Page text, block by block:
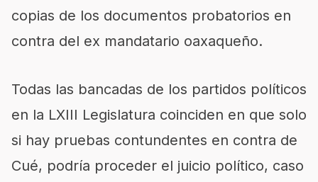
copias de los documentos probatorios en
contra del ex mandatario oaxaqueño.
Todas las bancadas de los partidos políticos
en la LXIII Legislatura coinciden en que solo
si hay pruebas contundentes en contra de
Cué, podría proceder el juicio político, caso